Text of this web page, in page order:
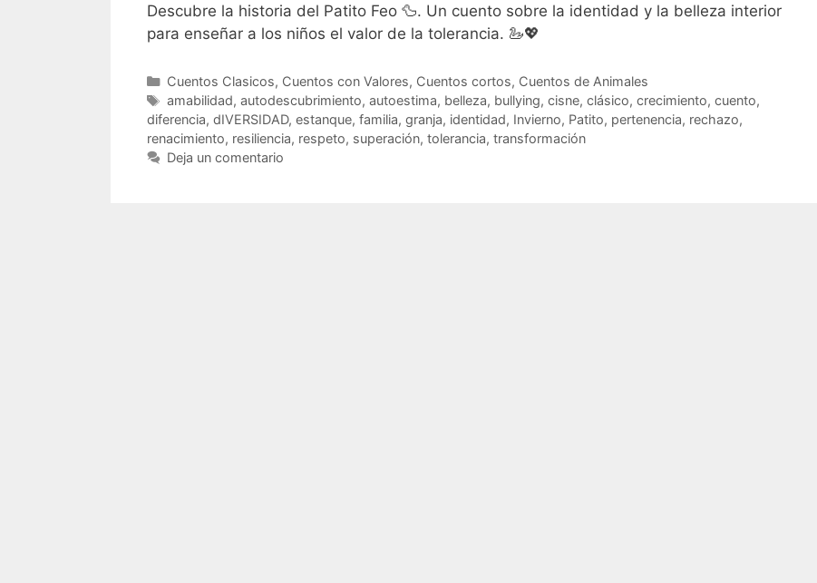
Descubre la historia del Patito Feo 🦆. Un cuento sobre la identidad y la belleza interior
para enseñar a los niños el valor de la tolerancia. 🦢💖
Categorías
Cuentos Clasicos, Cuentos con Valores, Cuentos cortos, Cuentos de Animales
Etiquetas
amabilidad, autodescubrimiento, autoestima, belleza, bullying, cisne, clásico, crecimiento, cuento,
diferencia, dIVERSIDAD, estanque, familia, granja, identidad, Invierno, Patito, pertenencia, rechazo,
renacimiento, resiliencia, respeto, superación, tolerancia, transformación
Deja un comentario